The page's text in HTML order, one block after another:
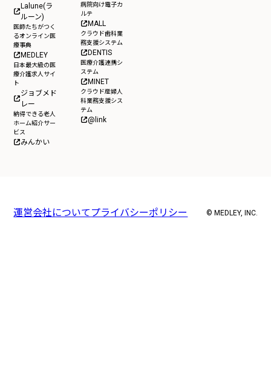
Lalune(ラ
ルーン)
医師たちがつく
るオンライン医
療事典
MEDLEY
日本最大級の医
療介護求人サイ
ト
ジョブメド
レー
納得できる老人
ホーム紹介サー
ビス
みんかい
病院向け電子カ
ルテ
MALL
クラウド歯科業
務支援システム
DENTIS
医療介護連携シ
ステム
MINET
クラウド産婦人
科業務支援シス
テム
@link
運営会社について プライバシーポリシー © MEDLEY, INC.